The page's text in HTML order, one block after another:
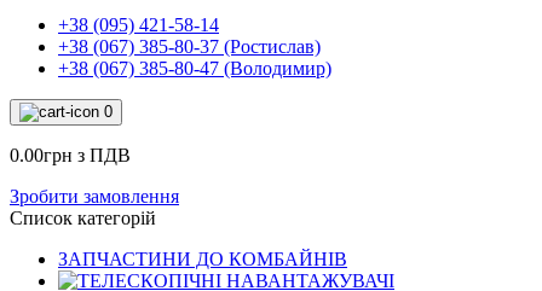
+38 (095) 421-58-14
+38 (067) 385-80-37 (Ростислав)
+38 (067) 385-80-47 (Володимир)
0
0.00грн з ПДВ
Зробити замовлення
Список категорій
ЗАПЧАСТИНИ ДО КОМБАЙНІВ